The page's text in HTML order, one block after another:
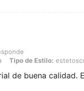
Color: Multicolor, Talla:
Tipo de Estilo:
de buena calidad.